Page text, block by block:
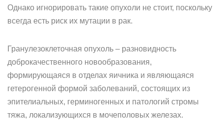
Однако игнорировать такие опухоли не стоит, поскольку
всегда есть риск их мутации в рак.
Гранулезоклеточная опухоль – разновидность
доброкачественного новообразования,
формирующаяся в отделах яичника и являющаяся
гетерогенной формой заболеваний, состоящих из
эпителиальных, герминогенных и патологий стромы
тяжа, локализующихся в мочеполовых железах.